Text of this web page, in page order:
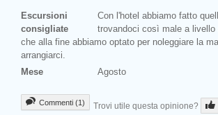
Escursioni
consigliate
Con l'hotel abbiamo fatto
trovandoci così male a livello
che alla fine abbiamo optato per noleggiare la
arrangiarci.
Mese
Agosto
Commenti (1) Trovi utile questa opinione?